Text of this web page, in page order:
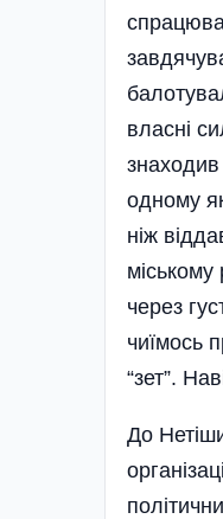
власні
одному
ніж
через
чиїмось
“зет”.
До